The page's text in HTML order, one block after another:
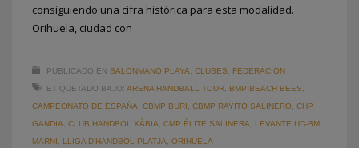
consiguiendo una cifra histórica para esta modalidad.
Orihuela, ciudad con
PUBLICADO EN BALONMANO PLAYA CLUBES
FEDERACION
ETIQUETADO BAJO: ARENA HANDBALL TOUR BMP BEACH BEES
CAMPEONATO DE ESPAÑA
CBMP BURI CBMP RAYITO SALINERO CHP
GANDIA
CLUB HANDBOL XÀBIA CMP ÉLITE SALINERA
LEVANTE UD-BM
MARNI
LLIGA D’HANDBOL PLATJA ORIHUELA